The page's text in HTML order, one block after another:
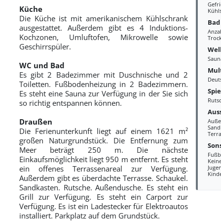
Bad
Küche
Die Küche ist mit amerikanischem Kühlschrank
ausgestattet. Außerdem gibt es 4 Induktions-
Kochzonen, Umluftofen, Mikrowelle sowie
Geschirrspüler.
WC und Bad
Es gibt 2 Badezimmer mit Duschnische und 2
Toiletten. Fußbodenheizung in 2 Badezimmern.
Es steht eine Sauna zur Verfügung in der Sie sich
so richtig entspannen können.
Draußen
Die Ferienunterkunft liegt auf einem 1621 m²
großen Naturgrundstück. Die Entfernung zum
Meer beträgt 250 m. Die nächste
Einkaufsmöglichkeit liegt 950 m entfernt. Es steht
ein offenes Terrassenareal zur Verfügung.
Außerdem gibt es überdachte Terrasse. Schaukel.
Sandkasten. Rutsche. Außendusche. Es steht ein
Grill zur Verfügung. Es steht ein Carport zur
Verfügung. Es ist ein Ladestecker für Elektroautos
installiert. Parkplatz auf dem Grundstück.